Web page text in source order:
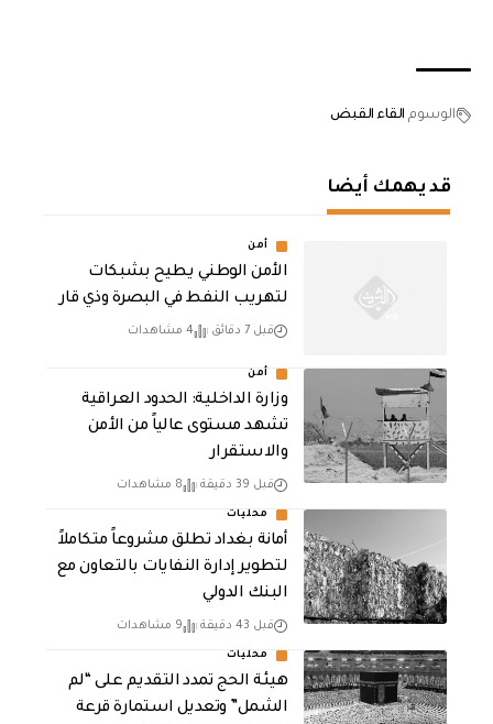
الوسوم القاء القبض
قد يهمك أيضا
أمن
الأمن الوطني يطيح بشبكات
لتهريب النفط في البصرة وذي قار
قبل 7 دقائق 4 مشاهدات
أمن
وزارة الداخلية: الحدود العراقية
تشهد مستوى عالياً من الأمن
والاستقرار
قبل 39 دقيقة 8 مشاهدات
محليات
أمانة بغداد تطلق مشروعاً متكاملاً
لتطوير إدارة النفايات بالتعاون مع
البنك الدولي
قبل 43 دقيقة 9 مشاهدات
محليات
هيئة الحج تمدد التقديم على “لم
الشمل” وتعديل استمارة قرعة